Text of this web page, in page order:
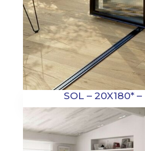
SOL – 20X180* –